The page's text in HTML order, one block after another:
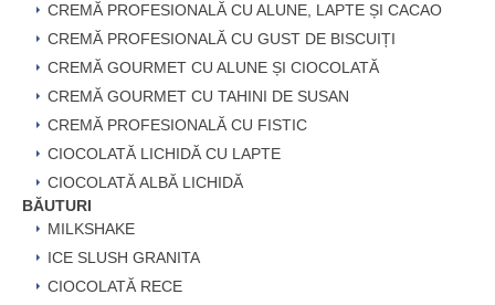
CREMĂ PROFESIONALĂ CU ALUNE, LAPTE ȘI CACAO
CREMĂ PROFESIONALĂ CU GUST DE BISCUIȚI
CREMĂ GOURMET CU ALUNE ȘI CIOCOLATĂ
CREMĂ GOURMET CU TAHINI DE SUSAN
CREMĂ PROFESIONALĂ CU FISTIC
CIOCOLATĂ LICHIDĂ CU LAPTE
CIOCOLATĂ ALBĂ LICHIDĂ
BĂUTURI
MILKSHAKE
ICE SLUSH GRANITA
CIOCOLATĂ RECE